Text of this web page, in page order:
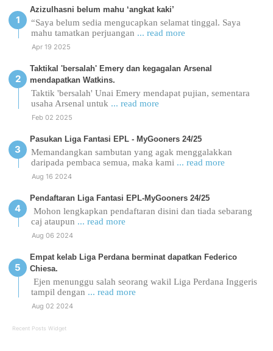
Azizulhasni belum mahu ‘angkat kaki’
“Saya belum sedia mengucapkan selamat tinggal. Saya
mahu tamatkan perjuangan ... read more
Apr 19 2025
Taktikal 'bersalah' Emery dan kegagalan Arsenal
mendapatkan Watkins.
Taktik 'bersalah' Unai Emery mendapat pujian, sementara
usaha Arsenal untuk ... read more
Feb 02 2025
Pasukan Liga Fantasi EPL - MyGooners 24/25
Memandangkan sambutan yang agak menggalakkan
daripada pembaca semua, maka kami ... read more
Aug 16 2024
Pendaftaran Liga Fantasi EPL-MyGooners 24/25
Mohon lengkapkan pendaftaran disini dan tiada sebarang
caj ataupun ... read more
Aug 06 2024
Empat kelab Liga Perdana berminat dapatkan Federico
Chiesa.
Ejen menunggu salah seorang wakil Liga Perdana Inggeris
tampil dengan ... read more
Aug 02 2024
Recent Posts Widget